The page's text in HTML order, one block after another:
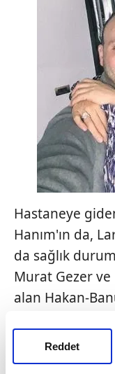
Reddet
Hastaneye
Hanım'ın da,
da sağlık
Murat Gezer ve
alan Hakan-
sağlıkla